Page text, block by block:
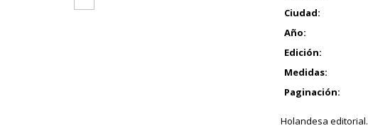
Ciudad:
Año:
Edición:
Medidas:
Paginación:
Holandesa editorial.